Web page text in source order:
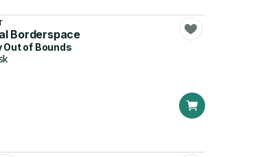
Borderspace
Out of Bounds